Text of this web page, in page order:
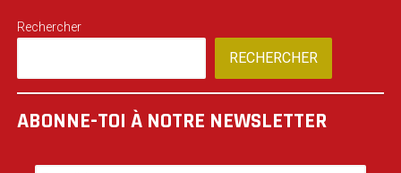
Rechercher
RECHERCHER
ABONNE-TOI À NOTRE NEWSLETTER